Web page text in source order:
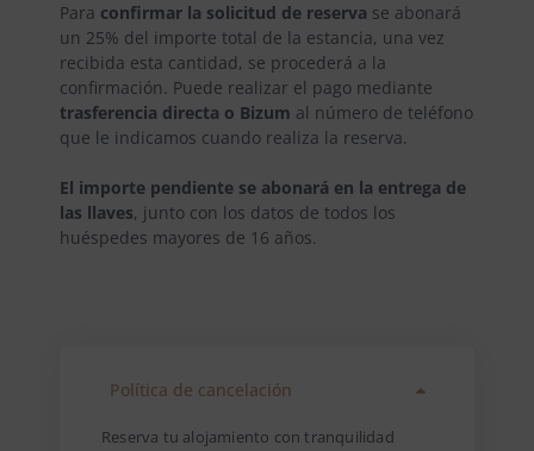
Para confirmar la solicitud de reserva se abonará
un 25% del importe total de la estancia, una vez
recibida esta cantidad, se procederá a la
confirmación. Puede realizar el pago mediante
trasferencia directa o Bizum al número de teléfono
que le indicamos cuando realiza la reserva.
El importe pendiente se abonará en la entrega de
las llaves, junto con los datos de todos los
huéspedes mayores de 16 años.
Política de cancelación
Reserva tu alojamiento con tranquilidad